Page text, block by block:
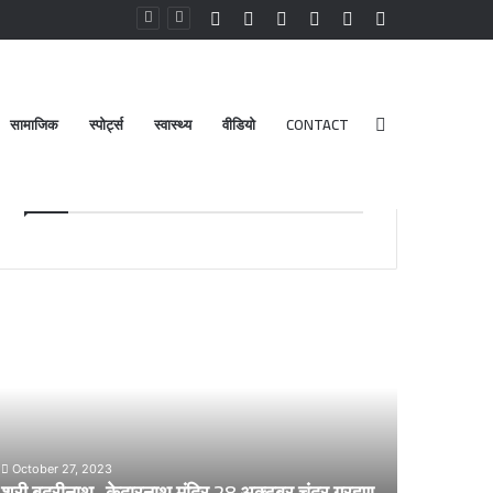
Random
Log
Instagram
YouTube
Facebook
सामाजिक स्पोर्ट्स स्वास्थ्य वीडियो CONTACT
October 27, 2023